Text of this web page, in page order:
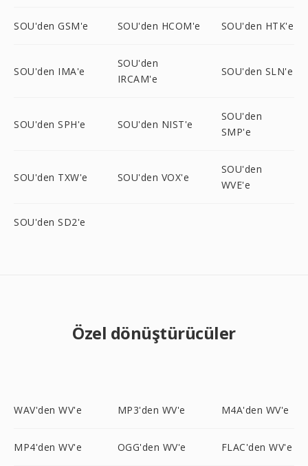
SOU'den GSM'e SOU'den HCOM'e SOU'den HTK'e
SOU'den IMA'e
SOU'den
IRCAM'e
SOU'den SLN'e
SOU'den SPH'e SOU'den NIST'e
SOU'den
SMP'e
SOU'den TXW'e SOU'den VOX'e
SOU'den
WVE'e
SOU'den SD2'e
Özel dönüştürücüler
WAV'den WV'e MP3'den WV'e M4A'den WV'e
MP4'den WV'e OGG'den WV'e FLAC'den WV'e